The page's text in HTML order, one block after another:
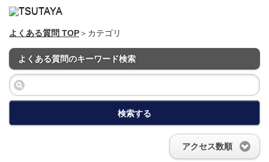
よくある質問 TOP＞カテゴリ
よくある質問のキーワード検索
検索する
アクセス数順